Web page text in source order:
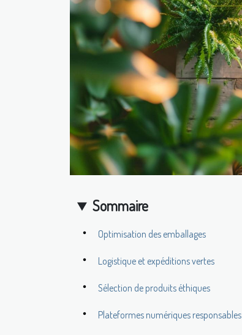
Sommaire
Optimisation des emballages
Logistique et expéditions vertes
Sélection de produits éthiques
Plateformes numériques responsables